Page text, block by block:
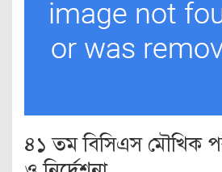
৪১ তম বিসিএস মৌখিক